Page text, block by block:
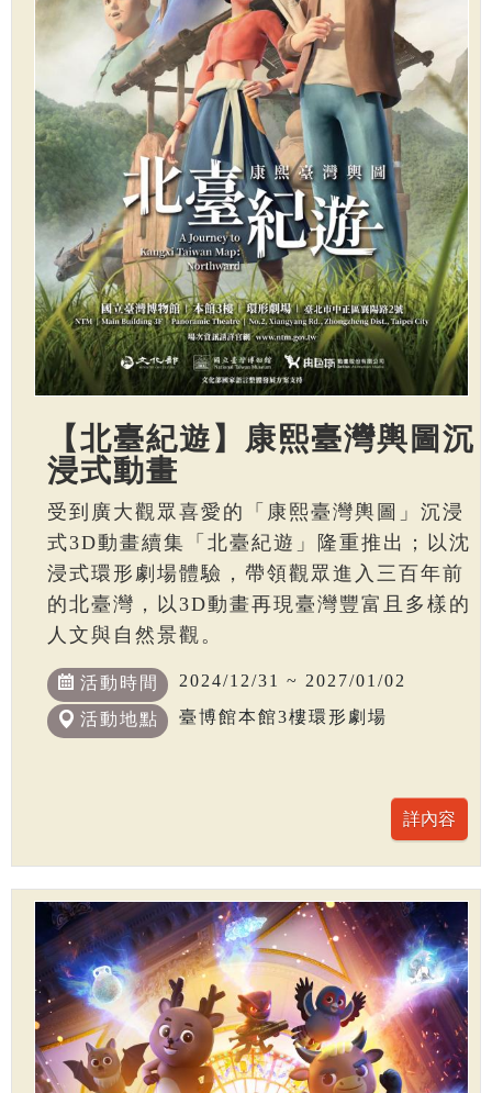
【北臺紀遊】康熙臺灣輿圖沉
浸式動畫
受到廣大觀眾喜愛的「康熙臺灣輿圖」沉浸
式3D動畫續集「北臺紀遊」隆重推出；以沈
浸式環形劇場體驗，帶領觀眾進入三百年前
的北臺灣，以3D動畫再現臺灣豐富且多樣的
人文與自然景觀。
活動時間 2024/12/31 ~ 2027/01/02
活動地點 臺博館本館3樓環形劇場